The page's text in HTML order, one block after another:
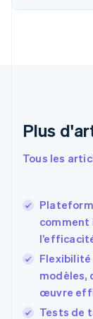
Plus
Tous les
comment
Flexibilité
modèles,
œuvre
Tests de
Chine
English
Espagne
États-Unis
English
Finlande
English
Français
Gibraltar
English